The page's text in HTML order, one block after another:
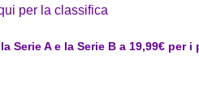
per la classifica
Serie A e la Serie B a 19,99€ per